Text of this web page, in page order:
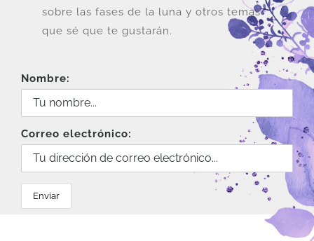
sobre las fases de la luna y otros temas
que sé que te gustarán.
Nombre:
Correo electrónico: